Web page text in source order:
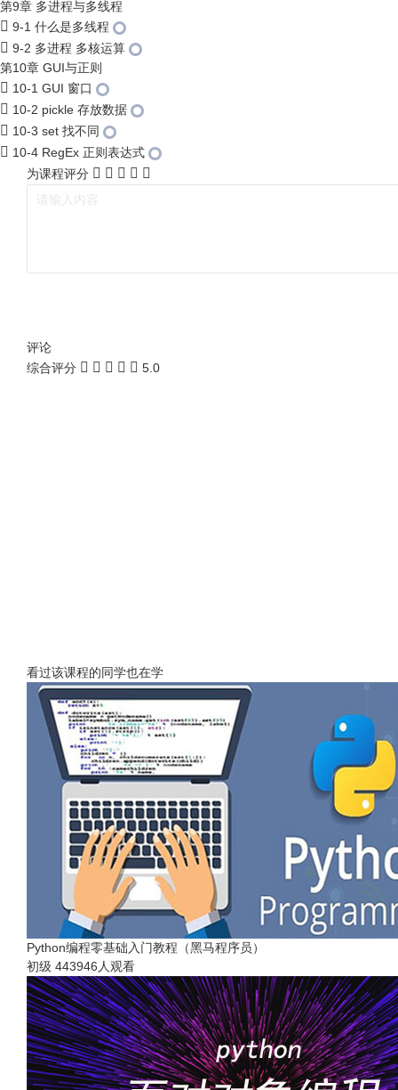
第9章 多进程与多线程
9-1 什么是多线程
9-2 多进程 多核运算
第10章 GUI与正则
10-1 GUI 窗口
10-2 pickle 存放数据
10-3 set 找不同
10-4 RegEx 正则表达式
为课程评分
评论
综合评分
5.0
看过该课程的同学也在学
Python编程零基础入门教程（黑马程序员）
初级 443946人观看